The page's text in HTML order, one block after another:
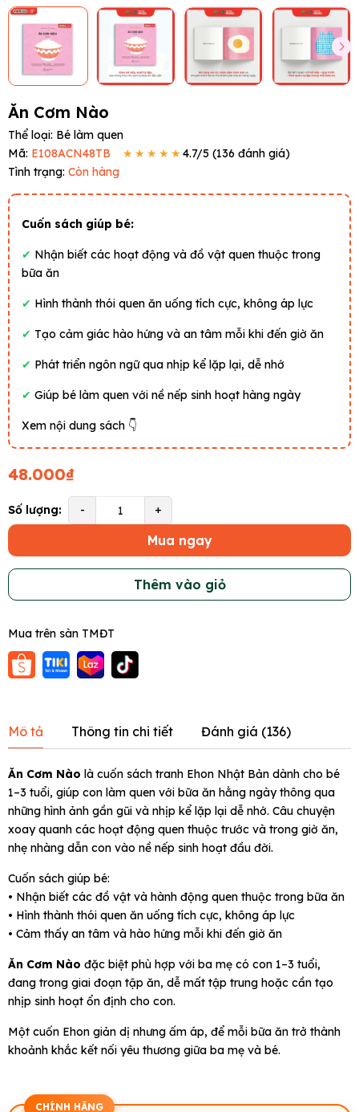
Ăn Cơm Nào
Thể loại: Bé làm quen
Mã: E108ACN48TB ★★★★★4.7/5 (136 đánh giá)
Tình trạng: Còn hàng
Cuốn sách giúp bé:
✔ Nhận biết các hoạt động và đồ vật quen thuộc trong
bữa ăn
✔ Hình thành thói quen ăn uống tích cực, không áp lực
✔ Tạo cảm giác hào hứng và an tâm mỗi khi đến giờ ăn
✔ Phát triển ngôn ngữ qua nhịp kể lặp lại, dễ nhớ
✔ Giúp bé làm quen với nề nếp sinh hoạt hàng ngày
Xem nội dung sách 👇
48.000₫
Số lượng: - +
Mua ngay
Thêm vào giỏ
Mua trên sàn TMĐT
Mô tả Thông tin chi tiết Đánh giá (136)
Ăn Cơm Nào là cuốn sách tranh Ehon Nhật Bản dành cho bé
1–3 tuổi, giúp con làm quen với bữa ăn hằng ngày thông qua
những hình ảnh gần gũi và nhịp kể lặp lại dễ nhớ. Câu chuyện
xoay quanh các hoạt động quen thuộc trước và trong giờ ăn,
nhẹ nhàng dẫn con vào nề nếp sinh hoạt đầu đời.
Cuốn sách giúp bé:
• Nhận biết các đồ vật và hành động quen thuộc trong bữa ăn
• Hình thành thói quen ăn uống tích cực, không áp lực
• Cảm thấy an tâm và hào hứng mỗi khi đến giờ ăn
Ăn Cơm Nào đặc biệt phù hợp với ba mẹ có con 1–3 tuổi,
đang trong giai đoạn tập ăn, dễ mất tập trung hoặc cần tạo
nhịp sinh hoạt ổn định cho con.
Một cuốn Ehon giản dị nhưng ấm áp, để mỗi bữa ăn trở thành
khoảnh khắc kết nối yêu thương giữa ba mẹ và bé.
CHÍNH HÃNG